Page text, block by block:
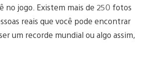
no jogo. Existem mais de 250 fotos
reais que você pode encontrar
um recorde mundial ou algo assim,